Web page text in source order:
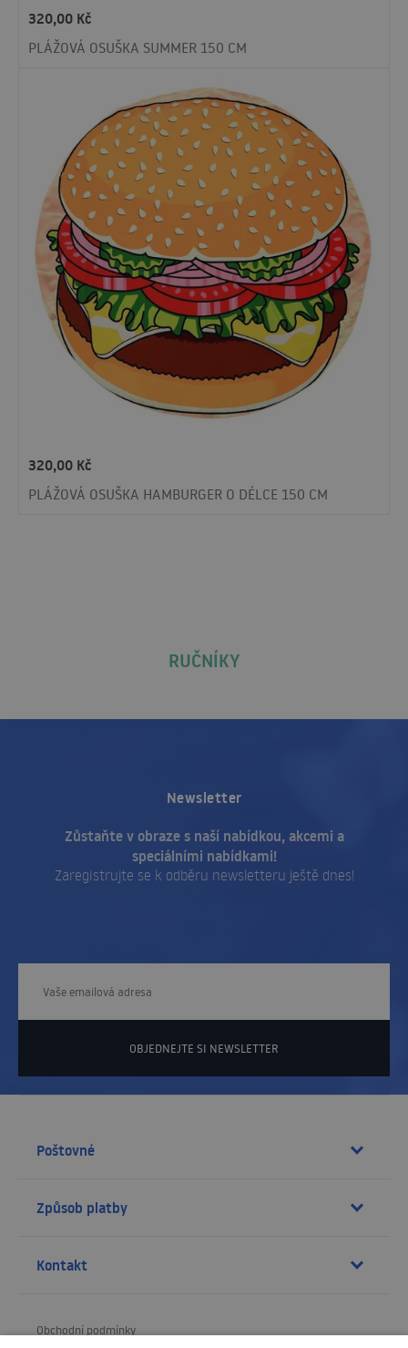
320,00 Kč
PLÁŽOVÁ OSUŠKA SUMMER 150 CM
320,00 Kč
PLÁŽOVÁ OSUŠKA HAMBURGER O DÉLCE 150 CM
RUČNÍKY
Newsletter
Zůstaňte v obraze s naší nabídkou, akcemi a
speciálními nabídkami!
Zaregistrujte se k odběru newsletteru ještě dnes!
OBJEDNEJTE SI NEWSLETTER
Poštovné
Způsob platby
Kontakt
Obchodní podmínky